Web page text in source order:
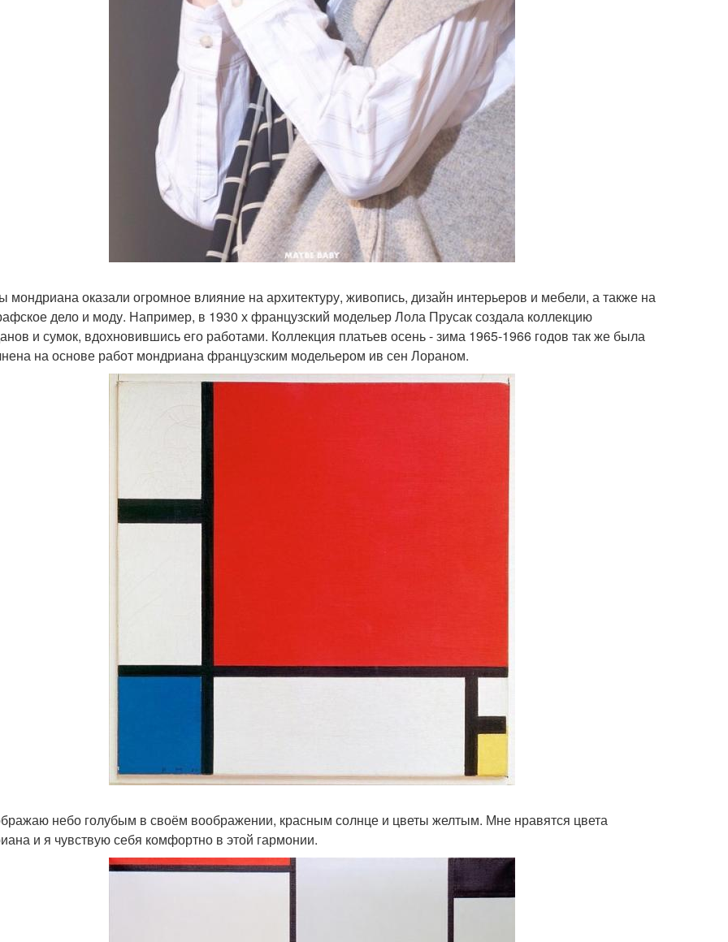
мондриана оказали огромное влияние на архитектуру, живопись, дизайн интерьеров и мебели, а также на
дело и моду. Например, в 1930 х французский модельер Лола Прусак создала коллекцию
и сумок, вдохновившись его работами. Коллекция платьев осень - зима 1965-1966 годов так же была
на основе работ мондриана французским модельером ив сен Лораном.
небо голубым в своём воображении, красным солнце и цветы желтым. Мне нравятся цвета
и я чувствую себя комфортно в этой гармонии.